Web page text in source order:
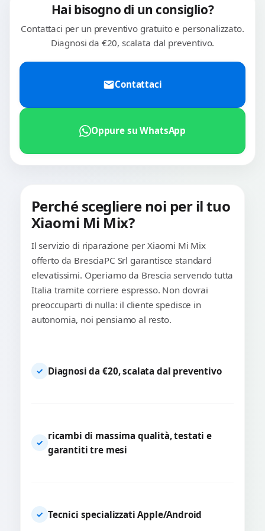
Hai bisogno di un consiglio?
Contattaci per un preventivo gratuito e personalizzato.
Diagnosi da €20, scalata dal preventivo.
Contattaci
Oppure su WhatsApp
Perché scegliere noi per il tuo
Xiaomi Mi Mix?
Il servizio di riparazione per Xiaomi Mi Mix
offerto da BresciaPC Srl garantisce standard
elevatissimi. Operiamo da Brescia servendo tutta
Italia tramite corriere espresso. Non dovrai
preoccuparti di nulla: il cliente spedisce in
autonomia, noi pensiamo al resto.
✓ Diagnosi da €20, scalata dal preventivo
✓
ricambi di massima qualità, testati e
garantiti tre mesi
✓ Tecnici specializzati Apple/Android